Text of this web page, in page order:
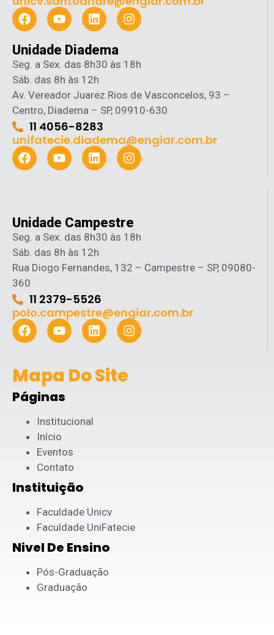
Unidade Diadema
Seg. a Sex. das 8h30 às 18h
Sáb. das 8h às 12h
Av. Vereador Juarez Rios de Vasconcelos, 93 –
Centro, Diadema – SP, 09910-630
11 4056-8283
unifatecie.diadema@engiar.com.br
Unidade Campestre
Seg. a Sex. das 8h30 às 18h
Sáb. das 8h às 12h
Rua Diogo Fernandes, 132 – Campestre – SP, 09080-
360
11 2379-5526
polo.campestre@engiar.com.br
Mapa Do Site
Páginas
Institucional
Início
Eventos
Contato
Instituição
Faculdade Unicv
Faculdade UniFatecie
Nivel De Ensino
Pós-Graduação
Graduação